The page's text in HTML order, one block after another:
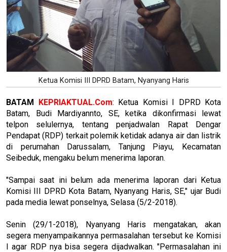
Ketua Komisi III DPRD Batam, Nyanyang Haris
BATAM KEPRIAKTUAL.Com: Ketua Komisi I DPRD Kota
Batam, Budi Mardiyannto, SE, ketika dikonfirmasi lewat
telpon selulernya, tentang penjadwalan Rapat Dengar
Pendapat (RDP) terkait polemik ketidak adanya air dan listrik
di perumahan Darussalam, Tanjung Piayu, Kecamatan
Seibeduk, mengaku belum menerima laporan.
"Sampai saat ini belum ada menerima laporan dari Ketua
Komisi III DPRD Kota Batam, Nyanyang Haris, SE," ujar Budi
pada media lewat ponselnya, Selasa (5/2-2018).
Senin (29/1-2018), Nyanyang Haris mengatakan, akan
segera menyampaikannya permasalahan tersebut ke Komisi
I agar RDP nya bisa segera dijadwalkan. "Permasalahan ini